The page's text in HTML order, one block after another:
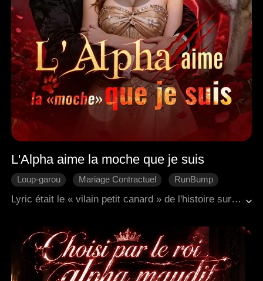
L'Alpha aime la moche que je suis​
Loup-garou Mariage Contractuel
RunBump
Vengeance
Lyric était le « vilain petit canard » de l'histoire sur lequel tout le monde marchait. Son ex l'avait utilisée avant de la jeter, sa famille la méprisait et la rabaissait constamment. Même cette nuit, il y a 5 ans, passée avec un homme mystérieux, lui avait coûté les jumeaux qu'elle n'a jamais eu la chance de serrer dans ses bras. Aujourd'hui, ses cicatrices disparues et sa beauté révélée, elle est forcée de conclure un mariage de convenance avec le plus puissant et le plus froid des Alphas, Jaris, le chef impitoyable de la meute. Mais Lyric cache un pouvoir interdit, et une organisation secrète cherche à l'éliminer. Elle doit guérir son fils mourant, déjouer les complots de sa belle-mère et conquérir cet Alpha, un homme qui n'a jamais aimé personne, pour qu'il lui soit dévoué. Il n'a pas signé ce contrat pour elle, mais il est sur le point de perdre, qu'il le veuille ou non.